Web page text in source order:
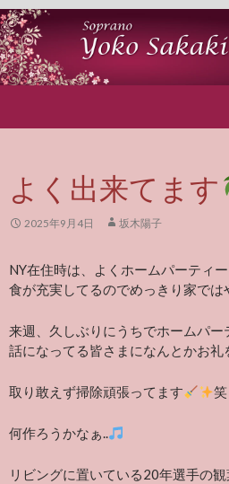
よく出来てます
2025年9月4日 坂木陽子
NY在住時は、よくホームパーティ
食が充実してるのでめっきり家では
来週、久しぶりにうちでホームパー
話になってる皆さまになんとかお礼
取り敢えず掃除頑張ってます 笑
何作ろうかなぁ..
リビングに置いている20年選手の